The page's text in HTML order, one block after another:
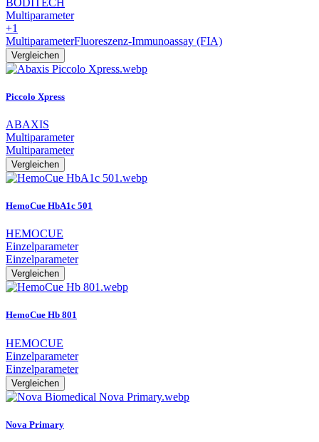
Multiparameter
+1
MultiparameterFluoreszenz-Immunoassay (FIA)
Vergleichen
Piccolo Xpress
ABAXIS
Multiparameter
Multiparameter
Vergleichen
HemoCue HbA1c 501
HEMOCUE
Einzelparameter
Einzelparameter
Vergleichen
HemoCue Hb 801
HEMOCUE
Einzelparameter
Einzelparameter
Vergleichen
Nova Primary